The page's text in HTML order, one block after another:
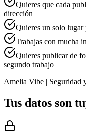
Quieres que cada
dirección
Quieres un solo
Trabajas con mucha
Quieres publicar de
segundo trabajo
Amelia Vibe | Seguridad
Tus datos son